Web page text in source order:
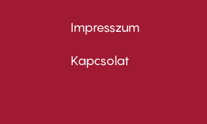
Footer
menu
Impresszum
Kapcsolat